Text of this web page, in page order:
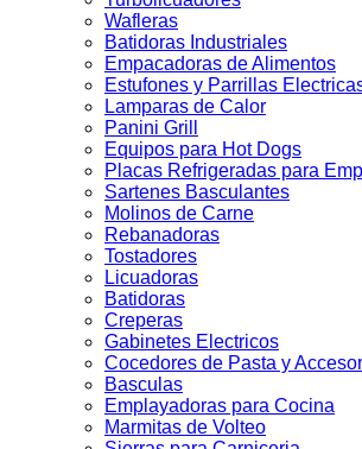
Wafleras
Batidoras Industriales
Empacadoras de Alimentos
Estufones y Parrillas
Lamparas de Calor
Panini Grill
Equipos para Hot Dogs
Placas Refrigeradas para
Sartenes Basculantes
Molinos de Carne
Rebanadoras
Tostadores
Licuadoras
Batidoras
Creperas
Gabinetes Electricos
Cocedores de Pasta y
Basculas
Emplayadoras para Cocina
Marmitas de Volteo